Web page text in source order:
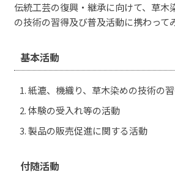
伝統工芸の復興・継承に向けて、草木
の技術の習得及び普及活動に携わって
基本活動
紙漉、機織り、草木染めの技術の
体験の受入れ等の活動
製品の販売促進に関する活動
付随活動